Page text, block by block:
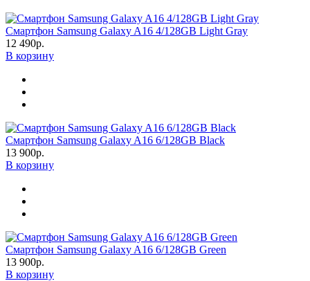
Смартфон Samsung Galaxy A16 4/128GB Light Gray
12 490р.
В корзину
Смартфон Samsung Galaxy A16 6/128GB Black
13 900р.
В корзину
Смартфон Samsung Galaxy A16 6/128GB Green
13 900р.
В корзину